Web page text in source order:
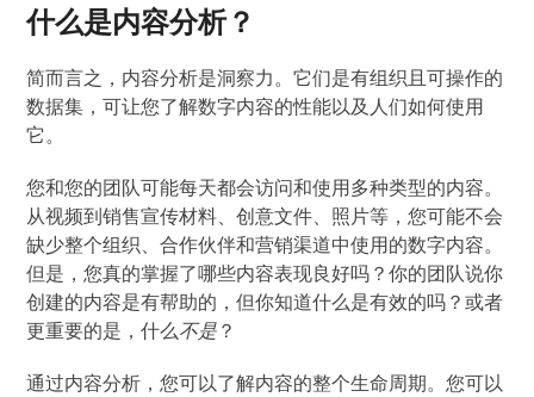
什么是内容分析？
简而言之，内容分析是洞察力。它们是有组织且可操作的
数据集，可让您了解数字内容的性能以及人们如何使用
它。
您和您的团队可能每天都会访问和使用多种类型的内容。
从视频到销售宣传材料、创意文件、照片等，您可能不会
缺少整个组织、合作伙伴和营销渠道中使用的数字内容。
但是，您真的掌握了哪些内容表现良好吗？你的团队说你
创建的内容是有帮助的，但你知道什么是有效的吗？或者
更重要的是，什么不是？
通过内容分析，您可以了解内容的整个生命周期。您可以